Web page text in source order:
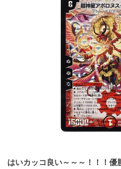
はいカッコ良い～～～！！！優